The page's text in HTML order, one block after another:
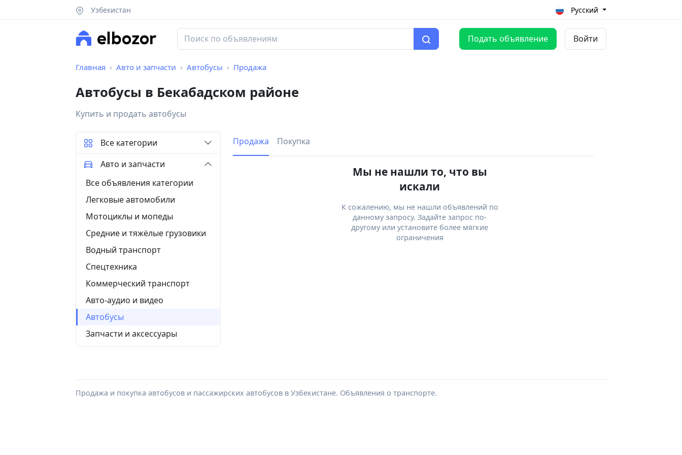
Узбекистан Русский
Подать объявление Войти
Главная Авто и запчасти Автобусы Продажа
Автобусы в Бекабадском районе
Купить и продать автобусы
Продажа Покупка
Мы не нашли то, что вы
искали
К сожалению, мы не нашли объявлений по
данному запросу. Задайте запрос по-
другому или установите более мягкие
ограничения
Все категории
Авто и запчасти
Все объявления категории
Легковые автомобили
Мотоциклы и мопеды
Средние и тяжёлые грузовики
Водный транспорт
Спецтехника
Коммерческий транспорт
Авто-аудио и видео
Автобусы
Запчасти и аксессуары
Продажа и покупка автобусов и пассажирских автобусов в Узбекистане. Объявления о транспорте.